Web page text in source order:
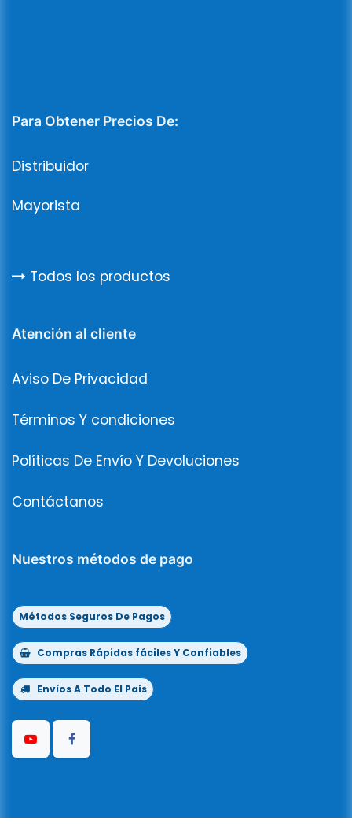
Para Obtener Precios De:
Distribuidor
Mayorista
Todos los productos
Atención al cliente
Aviso De Privacidad
Términos Y condiciones
Políticas De Envío Y Devoluciones
Contáctanos
Nuestros métodos de pago
Métodos Seguros De Pagos
Compras Rápidas fáciles Y Confiables
Envíos A Todo El País